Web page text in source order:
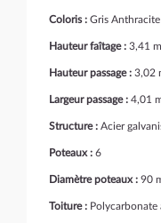
Coloris : Gris
Hauteur faîtage : 3,41 m
Hauteur passage : 3,02
Largeur passage : 4,01
Structure : Acier
Poteaux : 6
Diamètre poteaux : 90
Toiture : Polycarbonate